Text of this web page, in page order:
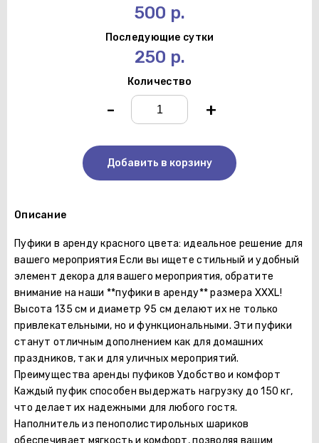
500 р.
Последующие сутки
250 р.
Количество
- +
Добавить в корзину
Описание
Пуфики в аренду красного цвета: идеальное решение для
вашего мероприятия Если вы ищете стильный и удобный
элемент декора для вашего мероприятия, обратите
внимание на наши **пуфики в аренду** размера XXXL!
Высота 135 см и диаметр 95 см делают их не только
привлекательными, но и функциональными. Эти пуфики
станут отличным дополнением как для домашних
праздников, так и для уличных мероприятий.
Преимущества аренды пуфиков Удобство и комфорт
Каждый пуфик способен выдержать нагрузку до 150 кг,
что делает их надежными для любого гостя.
Наполнитель из пенополистирольных шариков
обеспечивает мягкость и комфорт, позволяя вашим